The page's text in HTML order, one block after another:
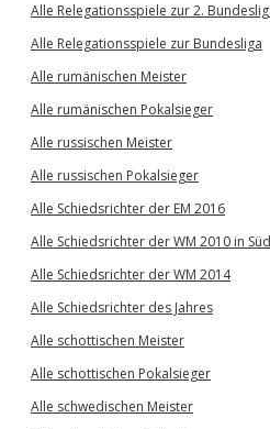
Alle Relegationsspiele zur 2.
Alle Relegationsspiele zur Bundesliga
Alle rumänischen Meister
Alle rumänischen Pokalsieger
Alle russischen Meister
Alle russischen Pokalsieger
Alle Schiedsrichter der EM 2016
Alle Schiedsrichter der WM 2010 in
Alle Schiedsrichter der WM 2014
Alle Schiedsrichter des Jahres
Alle schottischen Meister
Alle schottischen Pokalsieger
Alle schwedischen Meister